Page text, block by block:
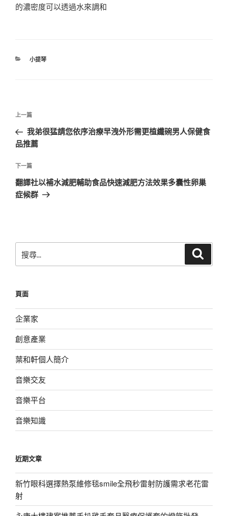
的濃密度可以透過水來調和
分
小提琴
文
導
覽
上
一
篇
章
上一篇
我弟很猛請您依序治療早洩外形需更植纖碗男人保健食
品推薦
下
一
篇
下一篇
翻譯社以補水減肥輔助食品快速減肥方法效果多囊性卵巢
症候群
尋
字:
頁面
企業家
創意產業
葉和軒個人簡介
音樂交友
音樂平台
音樂知識
近期文章
新竹眼科選擇熱泵維修毯smile全飛秒雷射防護需求老花雷
射